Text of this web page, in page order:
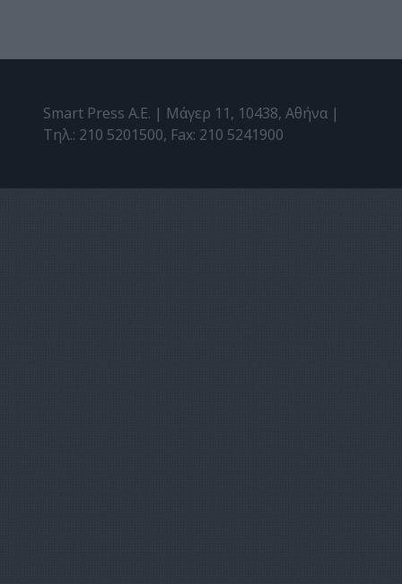
Smart Press A.E. | Μάγερ 11, 10438, Αθήνα |
Τηλ.: 210 5201500, Fax: 210 5241900